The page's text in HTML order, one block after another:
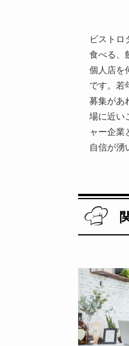
ビストロ
食べる、
個人店を
です。若
募集があ
場に近い
ャー企業
自信が湧